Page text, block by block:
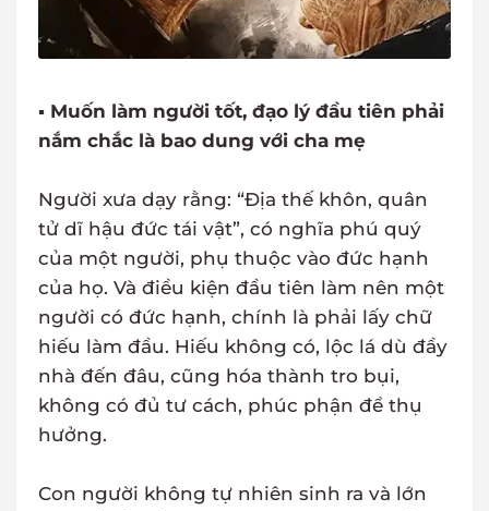
▪ Muốn làm người tốt, đạo lý đầu tiên phải
nắm chắc là bao dung với cha mẹ
Người xưa dạy rằng: “Địa thế khôn, quân
tử dĩ hậu đức tái vật”, có nghĩa phú quý
của một người, phụ thuộc vào đức hạnh
của họ. Và điều kiện đầu tiên làm nên một
người có đức hạnh, chính là phải lấy chữ
hiếu làm đầu. Hiếu không có, lộc lá dù đầy
nhà đến đâu, cũng hóa thành tro bụi,
không có đủ tư cách, phúc phận để thụ
hưởng.
Con người không tự nhiên sinh ra và lớn